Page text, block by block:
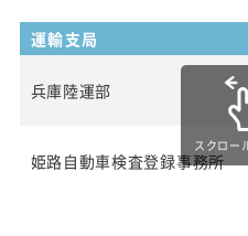
運輸支局
兵庫陸運部
姫路自動車検査登録事務所
スクロー